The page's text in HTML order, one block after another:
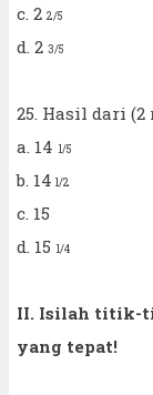
c. 2 2/5
d. 2 3/5
25. Hasil dari (2
a. 14 1/5
b. 14 1/2
c. 15
d. 15 1/4
II. Isilah titik-
yang tepat!